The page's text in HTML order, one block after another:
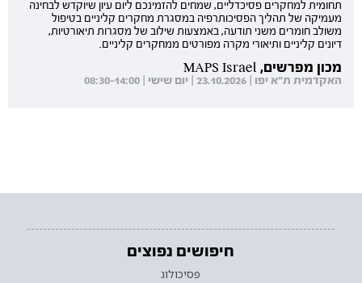
תחומית למחקרים פסיכדליים, שמחים להזמינכם ליום עיון שיוקדש לבחינה
מעמיקה של תהליך הפסיכותרפיה במסגרת מחקרים קליניים בטיפול
משולב חומרים משני תודעה, באמצעות שילוב של מסגרות תיאורטיות,
דיונים קליניים ותיאורי מקרה מפורטים ממחקרים קליניים.
מכון מפרשים, MAPS Israel
האקדמית ת"א יפו | 23.10.2026 | יום שישי | 08:30-14:00
חיפושים נפוצים
פסיכולוג